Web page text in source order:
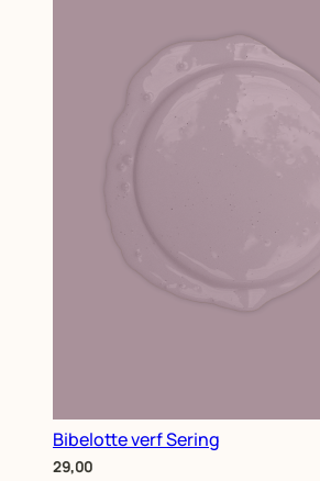
Bibelotte verf Sering
29,00